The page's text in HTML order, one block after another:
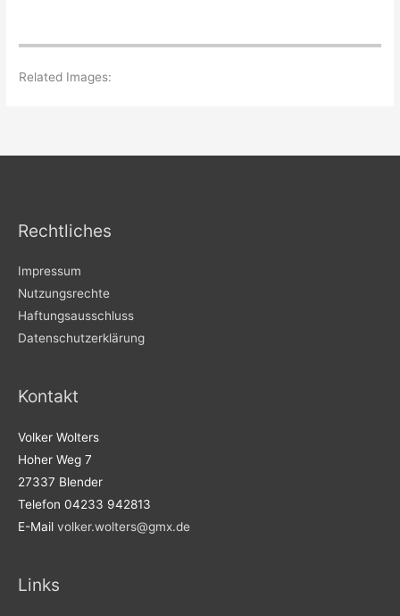
Related Images:
Rechtliches
Impressum
Nutzungsrechte
Haftungsausschluss
Datenschutzerklärung
Kontakt
Volker Wolters
Hoher Weg 7
27337 Blender
Telefon 04233 942813
E-Mail volker.wolters@gmx.de
Links